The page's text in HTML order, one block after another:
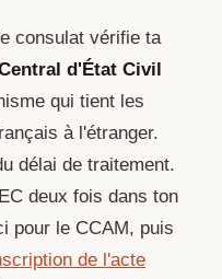
consulat vérifie ta
d'État Civil
qui tient les
à l'étranger.
délai de traitement.
deux fois dans ton
pour le CCAM, puis
de l'acte